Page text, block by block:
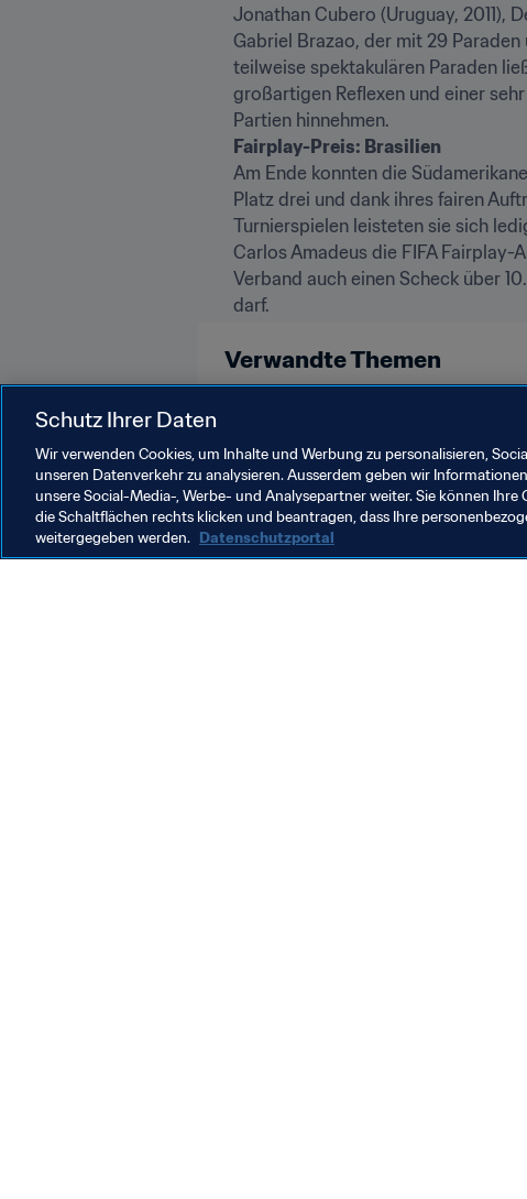
Jonathan Cubero (Uruguay, 2011),
Gabriel Brazao, der mit 29
teilweise spektakulären Paraden
großartigen Reflexen und einer
Partien hinnehmen.
Fairplay-Preis: Brasilien
Am Ende konnten die
Platz drei und dank ihres fairen
Turnierspielen leisteten sie sich
Carlos Amadeus die FIFA
Verband auch einen Scheck über
darf.
Verwandte Themen
Schutz Ihrer Daten
Wir verwenden Cookies, um Inhalte und Werbung zu personalisieren,
unseren Datenverkehr zu analysieren. Ausserdem geben wir
unsere Social-Media-, Werbe- und Analysepartner weiter. Sie können Ihre
die Schaltflächen rechts klicken und beantragen, dass Ihre
weitergegeben werden. Datenschutzportal